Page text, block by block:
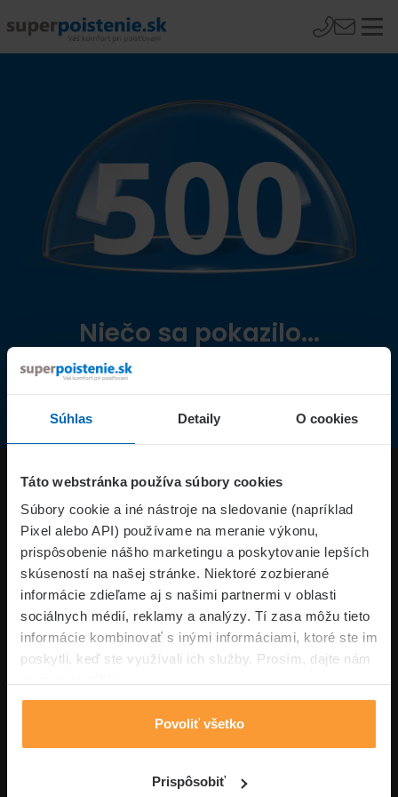
Súhlas Detaily O cookies
Táto webstránka používa súbory cookies
Súbory cookie a iné nástroje na sledovanie (napríklad
Pixel alebo API) používame na meranie výkonu,
prispôsobenie nášho marketingu a poskytovanie lepších
skúseností na našej stránke. Niektoré zozbierané
informácie zdieľame aj s našimi partnermi v oblasti
sociálnych médií, reklamy a analýzy. Tí zasa môžu tieto
informácie kombinovať s inými informáciami, ktoré ste im
poskytli, keď ste využívali ich služby. Prosím, dajte nám
Povoliť všetko
Prispôsobiť
Niečo sa pokazilo...
Přejít na úvodní stránku
Produkty
Superpoistenie.sk
Informácie
Typy poistení
Volajte pon-pia: 09:00–17:00 hod
0850 100 101
Napíšte nám